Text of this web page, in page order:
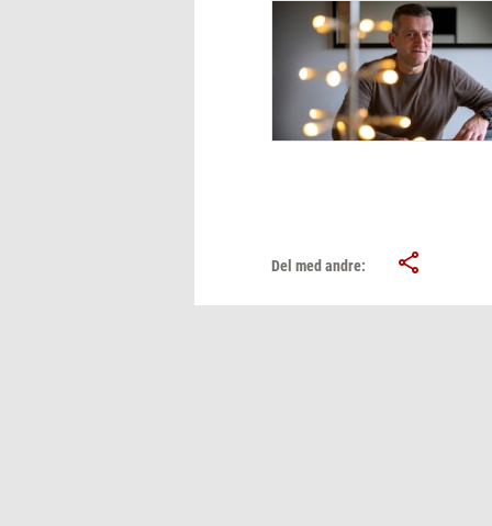
Del med andre: